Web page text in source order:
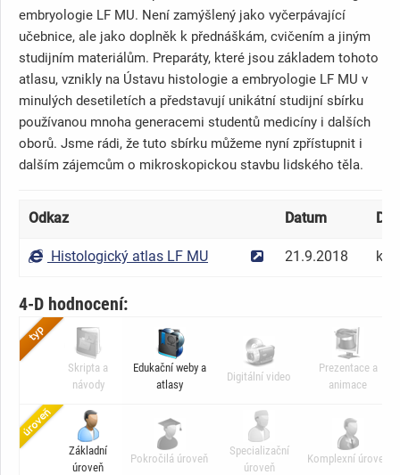
embryologie LF MU. Není zamýšlený jako vyčerpávající
učebnice, ale jako doplněk k přednáškám, cvičením a jiným
studijním materiálům. Preparáty, které jsou základem tohoto
atlasu, vznikly na Ústavu histologie a embryologie LF MU v
minulých desetiletích a představují unikátní studijní sbírku
používanou mnoha generacemi studentů medicíny i dalších
oborů. Jsme rádi, že tuto sbírku můžeme nyní zpřístupnit i
dalším zájemcům o mikroskopickou stavbu lidského těla.
Odkaz Datum
Histologický atlas LF MU 21.9.2018
4-D hodnocení:
Skripta a
návody
Edukační weby a
atlasy
Digitální video
Prezentace a
animace
Základní
úroveň
Pokročilá úroveň
Specializační
úroveň
Komplexní úroveň